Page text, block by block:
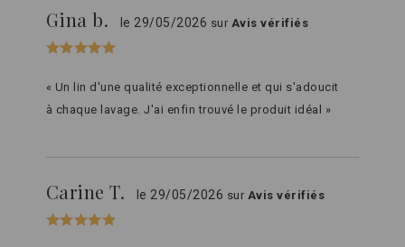
Gina b. le 29/05/2026 sur Avis vérifiés
« Un lin d'une qualité exceptionnelle et qui s'adoucit
à chaque lavage. J'ai enfin trouvé le produit idéal »
Carine T. le 29/05/2026 sur Avis vérifiés